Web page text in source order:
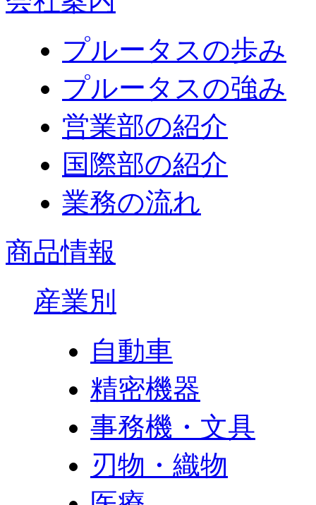
プルータスの歩み
プルータスの強み
営業部の紹介
国際部の紹介
業務の流れ
商品情報
産業別
自動車
精密機器
事務機・文具
刃物・織物